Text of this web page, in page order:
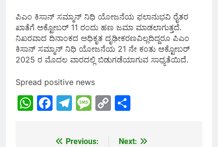
ಪಿಎಂ ಕಿಸಾನ್ ಸಮ್ಮಾನ್ ನಿಧಿ ಯೋಜನೆಯ ಫಲಾನುಭವಿ ರೈತರ
ಖಾತೆಗೆ ಅಕ್ಟೋಬರ್ 11 ರಂದು ಹಣ ಜಮಾ ಮಾಡಲಾಗುತ್ತದೆ.
ನಿಖರವಾದ ದಿನಾಂಕದ ಅಧಿಕೃತ ದೃಢೀಕರಣವಿಲ್ಲದಿದ್ದರೂ ಪಿಎಂ
ಕಿಸಾನ್ ಸಮ್ಮಾನ್ ನಿಧಿ ಯೋಜನೆಯ 21 ನೇ ಕಂತು ಅಕ್ಟೋಬರ್
2025 ರ ಮೊದಲ ವಾರದಲ್ಲಿ ಬಿಡುಗಡೆಯಾಗುವ ಸಾಧ್ಯತೆಯಿದೆ.
Spread positive news
WhatsApp
Facebook
Telegram
Message
Copy
Previous:
Next: